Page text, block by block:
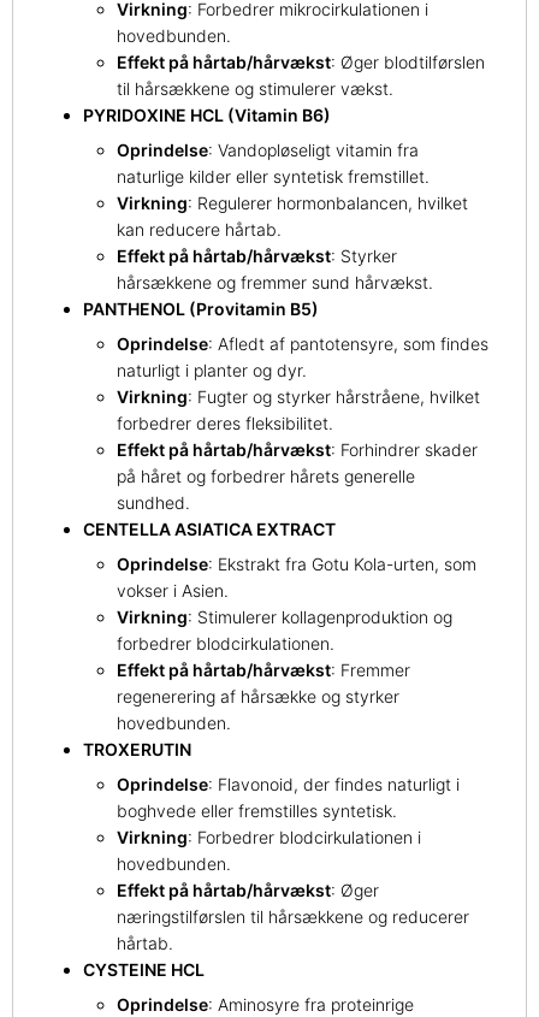
Virkning: Forbedrer mikrocirkulationen i
hovedbunden.
Effekt på hårtab/hårvækst: Øger blodtilførslen
til hårsækkene og stimulerer vækst.
PYRIDOXINE HCL (Vitamin B6)
Oprindelse: Vandopløseligt vitamin fra
naturlige kilder eller syntetisk fremstillet.
Virkning: Regulerer hormonbalancen, hvilket
kan reducere hårtab.
Effekt på hårtab/hårvækst: Styrker
hårsækkene og fremmer sund hårvækst.
PANTHENOL (Provitamin B5)
Oprindelse: Afledt af pantotensyre, som findes
naturligt i planter og dyr.
Virkning: Fugter og styrker hårstråene, hvilket
forbedrer deres fleksibilitet.
Effekt på hårtab/hårvækst: Forhindrer skader
på håret og forbedrer hårets generelle
sundhed.
CENTELLA ASIATICA EXTRACT
Oprindelse: Ekstrakt fra Gotu Kola-urten, som
vokser i Asien.
Virkning: Stimulerer kollagenproduktion og
forbedrer blodcirkulationen.
Effekt på hårtab/hårvækst: Fremmer
regenerering af hårsække og styrker
hovedbunden.
TROXERUTIN
Oprindelse: Flavonoid, der findes naturligt i
boghvede eller fremstilles syntetisk.
Virkning: Forbedrer blodcirkulationen i
hovedbunden.
Effekt på hårtab/hårvækst: Øger
næringstilførslen til hårsækkene og reducerer
hårtab.
CYSTEINE HCL
Oprindelse: Aminosyre fra proteinrige